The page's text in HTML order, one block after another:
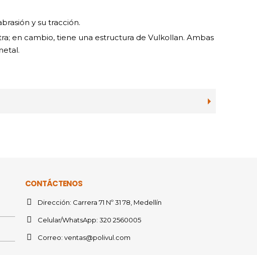
y su tracción.
en cambio, tiene una estructura de Vulkollan. Ambas
CONTÁCTENOS
Dirección: Carrera 71 Nº 31 78, Medellín
Celular/WhatsApp: 320 2560005
Correo: ventas@polivul.com